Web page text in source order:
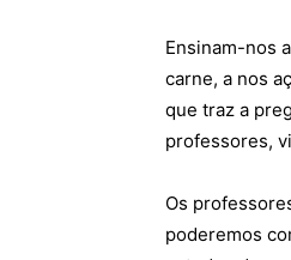
Ensinam-nos
carne, a nos
que traz a
professores,
Os
poderemos